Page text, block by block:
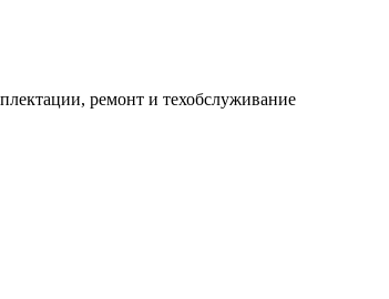
ремонт и техобслуживание